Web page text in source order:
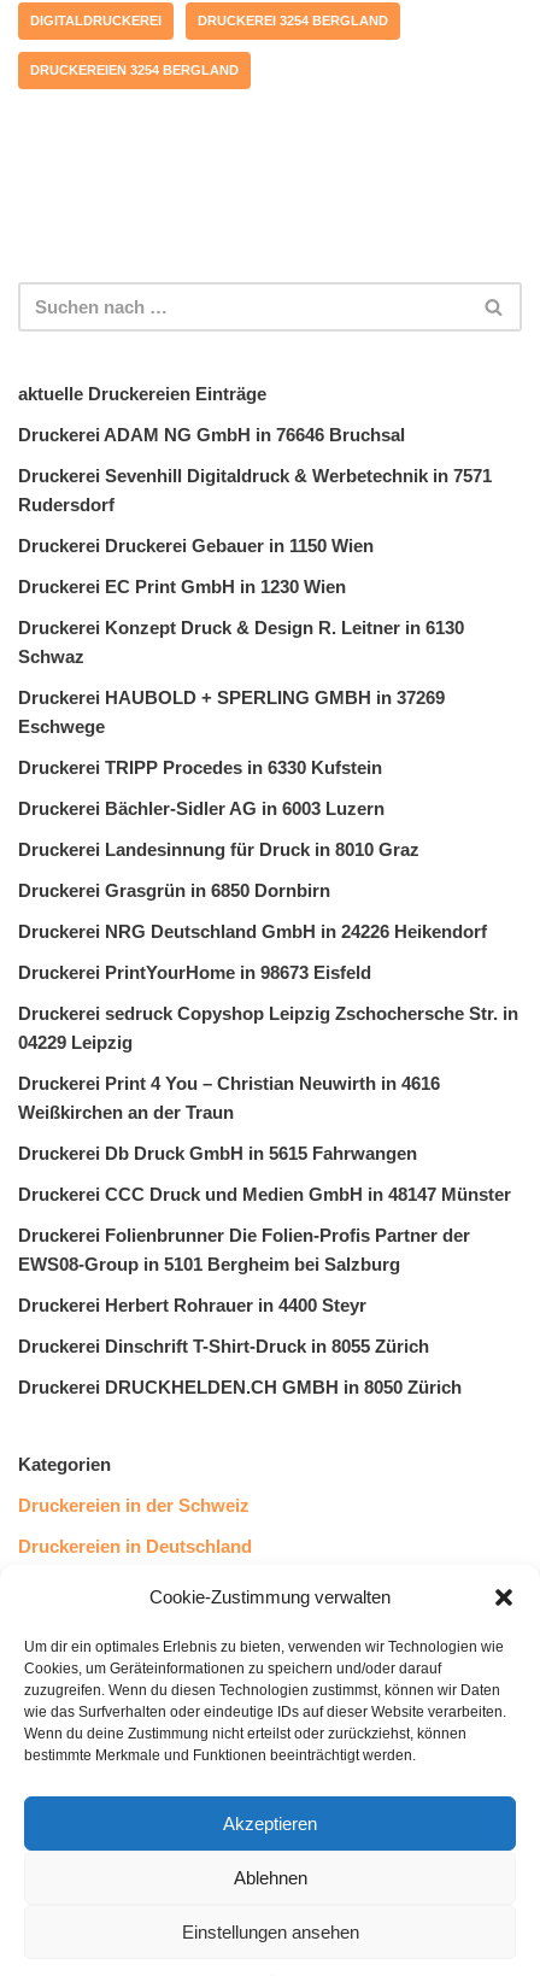
Cookie-Zustimmung verwalten
Um dir ein optimales Erlebnis zu bieten, verwenden wir Technologien wie
Cookies, um Geräteinformationen zu speichern und/oder darauf
zuzugreifen. Wenn du diesen Technologien zustimmst, können wir Daten
wie das Surfverhalten oder eindeutige IDs auf dieser Website verarbeiten.
Wenn du deine Zustimmung nicht erteilst oder zurückziehst, können
bestimmte Merkmale und Funktionen beeinträchtigt werden.
Akzeptieren
Ablehnen
Einstellungen ansehen
DIGITALDRUCKEREI DRUCKEREI 3254 BERGLAND
DRUCKEREIEN 3254 BERGLAND
aktuelle Druckereien Einträge
Druckerei ADAM NG GmbH in 76646 Bruchsal
Druckerei Sevenhill Digitaldruck & Werbetechnik in 7571
Rudersdorf
Druckerei Druckerei Gebauer in 1150 Wien
Druckerei EC Print GmbH in 1230 Wien
Druckerei Konzept Druck & Design R. Leitner in 6130
Schwaz
Druckerei HAUBOLD + SPERLING GMBH in 37269
Eschwege
Druckerei TRIPP Procedes in 6330 Kufstein
Druckerei Bächler-Sidler AG in 6003 Luzern
Druckerei Landesinnung für Druck in 8010 Graz
Druckerei Grasgrün in 6850 Dornbirn
Druckerei NRG Deutschland GmbH in 24226 Heikendorf
Druckerei PrintYourHome in 98673 Eisfeld
Druckerei sedruck Copyshop Leipzig Zschochersche Str. in
04229 Leipzig
Druckerei Print 4 You – Christian Neuwirth in 4616
Weißkirchen an der Traun
Druckerei Db Druck GmbH in 5615 Fahrwangen
Druckerei CCC Druck und Medien GmbH in 48147 Münster
Druckerei Folienbrunner Die Folien-Profis Partner der
EWS08-Group in 5101 Bergheim bei Salzburg
Druckerei Herbert Rohrauer in 4400 Steyr
Druckerei Dinschrift T-Shirt-Druck in 8055 Zürich
Druckerei DRUCKHELDEN.CH GMBH in 8050 Zürich
Kategorien
Druckereien in der Schweiz
Druckereien in Deutschland
Druckereien in Österreich
Kundenstimmen
43Leserstimmen